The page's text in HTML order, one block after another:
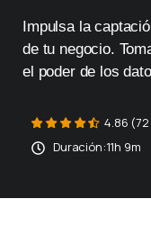
Impulsa la
de tu negocio.
el poder de los
4.86
Duración:11h 9m